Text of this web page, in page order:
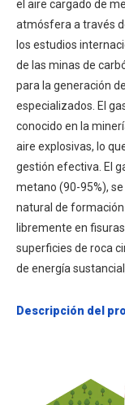
el aire cargado de
atmósfera a través
los estudios
de las minas de
para la generación
especializados. El
conocido en la
aire explosivas, lo
gestión efectiva. El
metano (90-95%),
natural de
libremente en
superficies de roca
de energía
Descripción del